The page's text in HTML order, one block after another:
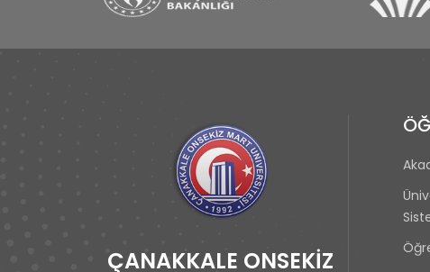
ÇANAKKALE ONSEKİZ